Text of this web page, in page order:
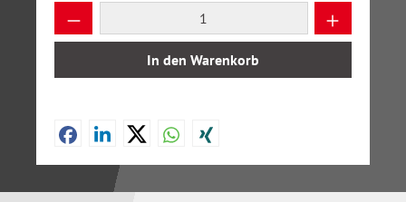
Produkt Anzahl: Gib den gewünschten
In den Warenkorb